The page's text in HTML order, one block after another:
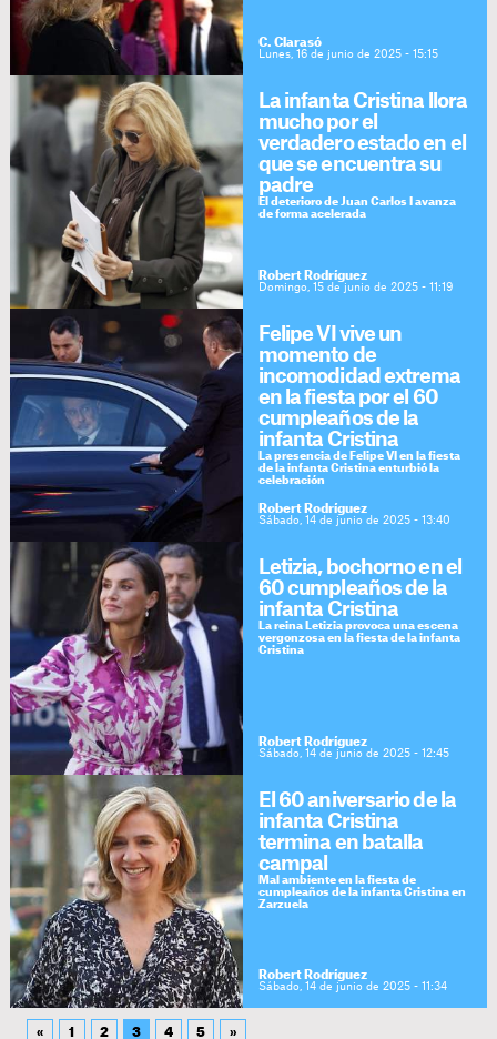
C. Clarasó
Lunes, 16 de junio de 2025 - 15:15
La infanta Cristina llora
mucho por el
verdadero estado en el
que se encuentra su
padre
El deterioro de Juan Carlos I avanza
de forma acelerada
Robert Rodríguez
Domingo, 15 de junio de 2025 - 11:19
Felipe VI vive un
momento de
incomodidad extrema
en la fiesta por el 60
cumpleaños de la
infanta Cristina
La presencia de Felipe VI en la fiesta
de la infanta Cristina enturbió la
celebración
Robert Rodríguez
Sábado, 14 de junio de 2025 - 13:40
Letizia, bochorno en el
60 cumpleaños de la
infanta Cristina
La reina Letizia provoca una escena
vergonzosa en la fiesta de la infanta
Cristina
Robert Rodríguez
Sábado, 14 de junio de 2025 - 12:45
El 60 aniversario de la
infanta Cristina
termina en batalla
campal
Mal ambiente en la fiesta de
cumpleaños de la infanta Cristina en
Zarzuela
Robert Rodríguez
Sábado, 14 de junio de 2025 - 11:34
« 1 2 3 4 5 »